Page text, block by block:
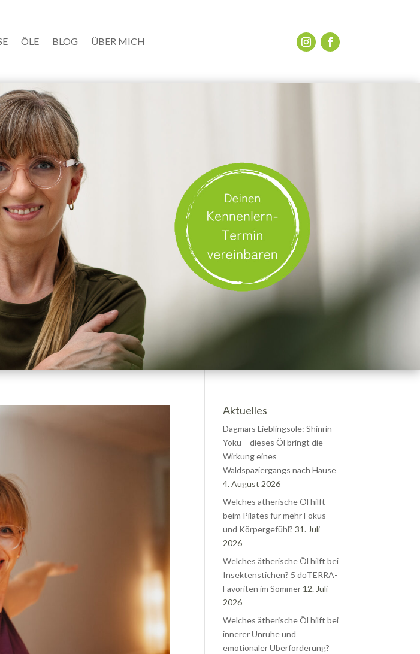
ÖLE BLOG ÜBER MICH
Aktuelles
Dagmars Lieblingsöle: Shinrin-
Yoku – dieses Öl bringt die
Wirkung eines
Waldspaziergangs nach Hause
4. August 2026
Welches ätherische Öl hilft
beim Pilates für mehr Fokus
und Körpergefühl? 31. Juli
2026
Welches ätherische Öl hilft bei
Insektenstichen? 5 dōTERRA-
Favoriten im Sommer 12. Juli
2026
Welches ätherische Öl hilft bei
innerer Unruhe und
emotionaler Überforderung?